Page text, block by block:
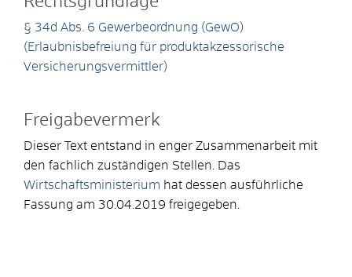
§ 34d Abs. 6 Gewerbeordnung (GewO)
(Erlaubnisbefreiung für produktakzessorische
Versicherungsvermittler)
Freigabevermerk
Dieser Text entstand in enger Zusammenarbeit mit
den fachlich zuständigen Stellen. Das
Wirtschaftsministerium hat dessen ausführliche
Fassung am 30.04.2019 freigegeben.